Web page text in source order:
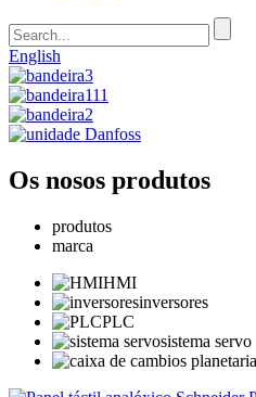
English
Os nosos produtos
produtos
marca
HMI
inversores
PLC
sistema servo